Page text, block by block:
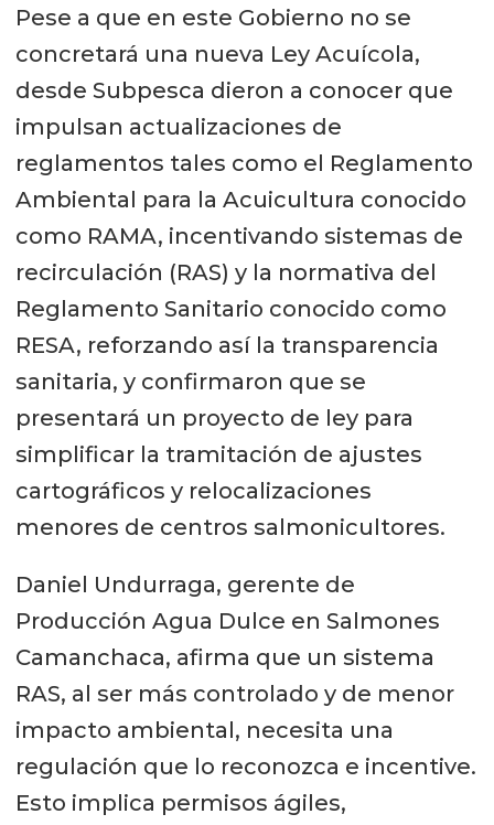
Pese a que en este Gobierno no se
concretará una nueva Ley Acuícola,
desde Subpesca dieron a conocer que
impulsan actualizaciones de
reglamentos tales como el Reglamento
Ambiental para la Acuicultura conocido
como RAMA, incentivando sistemas de
recirculación (RAS) y la normativa del
Reglamento Sanitario conocido como
RESA, reforzando así la transparencia
sanitaria, y confirmaron que se
presentará un proyecto de ley para
simplificar la tramitación de ajustes
cartográficos y relocalizaciones
menores de centros salmonicultores.
Daniel Undurraga, gerente de
Producción Agua Dulce en Salmones
Camanchaca, afirma que un sistema
RAS, al ser más controlado y de menor
impacto ambiental, necesita una
regulación que lo reconozca e incentive.
Esto implica permisos ágiles,